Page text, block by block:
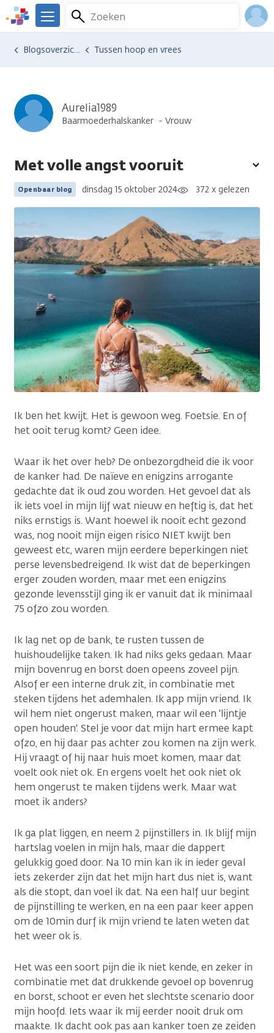
Overslaan
en
naar
We
er
Kanker.nl
Zoeken
Menu
Ervaringen van anderen
Blogsoverzicht Tussen hoop en vrees
Aurelia1989
Baarmoederhalskanker Vrouw
Met volle angst vooruit
Openbaar blog dinsdag 15 oktober 2024 372 x gelezen
Ik ben het kwijt. Het is gewoon weg. Foetsie. En of
het ooit terug komt? Geen idee.
Waar ik het over heb? De onbezorgdheid die ik voor
de kanker had. De naïeve en enigzins arrogante
gedachte dat ik oud zou worden. Het gevoel dat als
ik iets voel in mijn lijf wat nieuw en heftig is, dat het
niks ernstigs is. Want hoewel ik nooit echt gezond
was, nog nooit mijn eigen risico NIET kwijt ben
geweest etc, waren mijn eerdere beperkingen niet
perse levensbedreigend. Ik wist dat de beperkingen
erger zouden worden, maar met een enigzins
gezonde levensstijl ging ik er vanuit dat ik minimaal
75 ofzo zou worden.
Ik lag net op de bank, te rusten tussen de
huishoudelijke taken. Ik had niks geks gedaan. Maar
mijn bovenrug en borst doen opeens zoveel pijn.
Alsof er een interne druk zit, in combinatie met
steken tijdens het ademhalen. Ik app mijn vriend. Ik
wil hem niet ongerust maken, maar wil een 'lijntje
open houden'. Stel je voor dat mijn hart ermee kapt
ofzo, en hij daar pas achter zou komen na zijn werk.
Hij vraagt of hij naar huis moet komen, maar dat
voelt ook niet ok. En ergens voelt het ook niet ok
hem ongerust te maken tijdens werk. Maar wat
moet ik anders?
Ik ga plat liggen, en neem 2 pijnstillers in. Ik blijf mijn
hartslag voelen in mijn hals, maar die dappert
gelukkig goed door. Na 10 min kan ik in ieder geval
iets zekerder zijn dat het mijn hart dus niet is, want
als die stopt, dan voel ik dat. Na een half uur begint
de pijnstilling te werken, en na een paar keer appen
om de 10min durf ik mijn vriend te laten weten dat
het weer ok is.
Het was een soort pijn die ik niet kende, en zeker in
combinatie met dat drukkende gevoel op bovenrug
en borst, schoot er even het slechtste scenario door
mijn hoofd. Iets waar ik mij eerder nooit druk om
maakte. Ik dacht ook pas aan kanker toen ze zeiden